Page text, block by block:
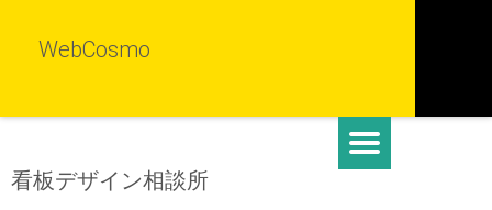
WebCosmo
看板デザイン相談所